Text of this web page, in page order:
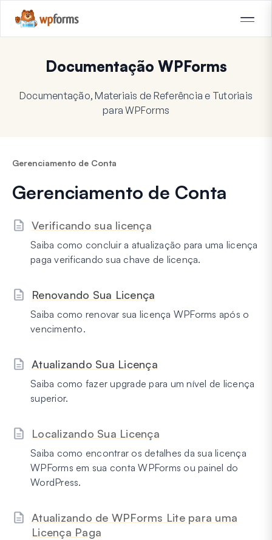
Documentação WPForms
Documentação, Materiais de Referência e Tutoriais
para WPForms
Gerenciamento de Conta
Gerenciamento de Conta
Verificando sua licença
Saiba como concluir a atualização para uma licença
paga verificando sua chave de licença.
Renovando Sua Licença
Saiba como renovar sua licença WPForms após o
vencimento.
Atualizando Sua Licença
Saiba como fazer upgrade para um nível de licença
superior.
Localizando Sua Licença
Saiba como encontrar os detalhes da sua licença
WPForms em sua conta WPForms ou painel do
WordPress.
Atualizando de WPForms Lite para uma
Licença Paga